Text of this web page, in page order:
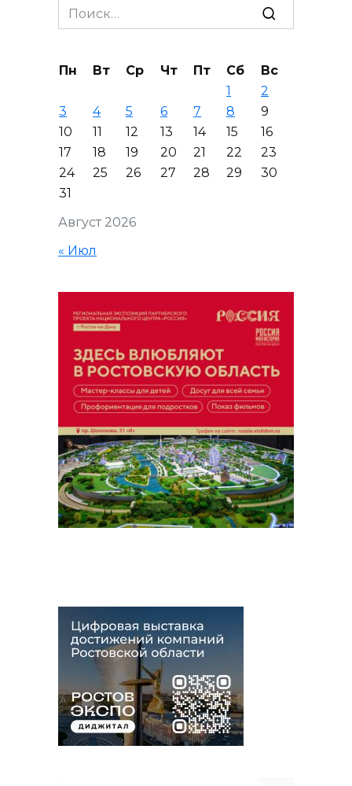
Search
for:
Август 2026
Пн Вт Ср Чт Пт Сб
Вс
1
2
3
4 5 6 7 8
9
10
11 12 13 14 15
16
17
18 19 20 21 22
23
24
25 26 27 28 29
30
31
« Июл